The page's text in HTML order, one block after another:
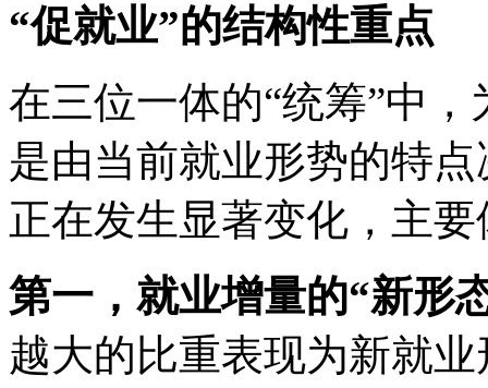
“促就业”的结构性重点
在三位一体的“统筹”中
是由当前就业形势的特
正在发生显著变化，主
第一，就业增量的“新形
越大的比重表现为新就